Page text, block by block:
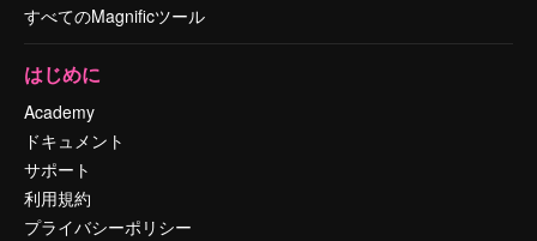
すべてのMagnificツール
はじめに
Academy
ドキュメント
サポート
利用規約
プライバシーポリシー